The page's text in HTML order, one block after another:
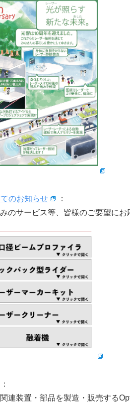
のお知らせ
：
のサービス等、皆様のご要望にお
：
連装置・部品を製造・販売する